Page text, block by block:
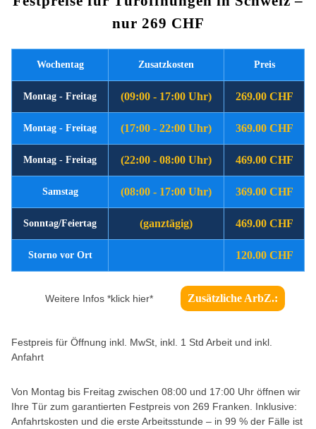
nur 269 CHF
Wochentag Zusatzkosten Preis
Montag - Freitag (09:00 - 17:00 Uhr) 269.00 CHF
Montag - Freitag (17:00 - 22:00 Uhr) 369.00 CHF
Montag - Freitag (22:00 - 08:00 Uhr) 469.00 CHF
Samstag (08:00 - 17:00 Uhr) 369.00 CHF
Sonntag/Feiertag (ganztägig) 469.00 CHF
Storno vor Ort 120.00 CHF
Weitere Infos *klick hier* Zusätzliche ArbZ.:
Festpreis für Öffnung inkl. MwSt, inkl. 1 Std Arbeit und inkl.
Anfahrt
Von Montag bis Freitag zwischen 08:00 und 17:00 Uhr öffnen wir
Ihre Tür zum garantierten Festpreis von 269 Franken. Inklusive:
Anfahrtskosten und die erste Arbeitsstunde – in 99 % der Fälle ist